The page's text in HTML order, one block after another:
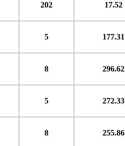
202 17.52
5 177.31
8 296.62
5 272.33
8 255.86